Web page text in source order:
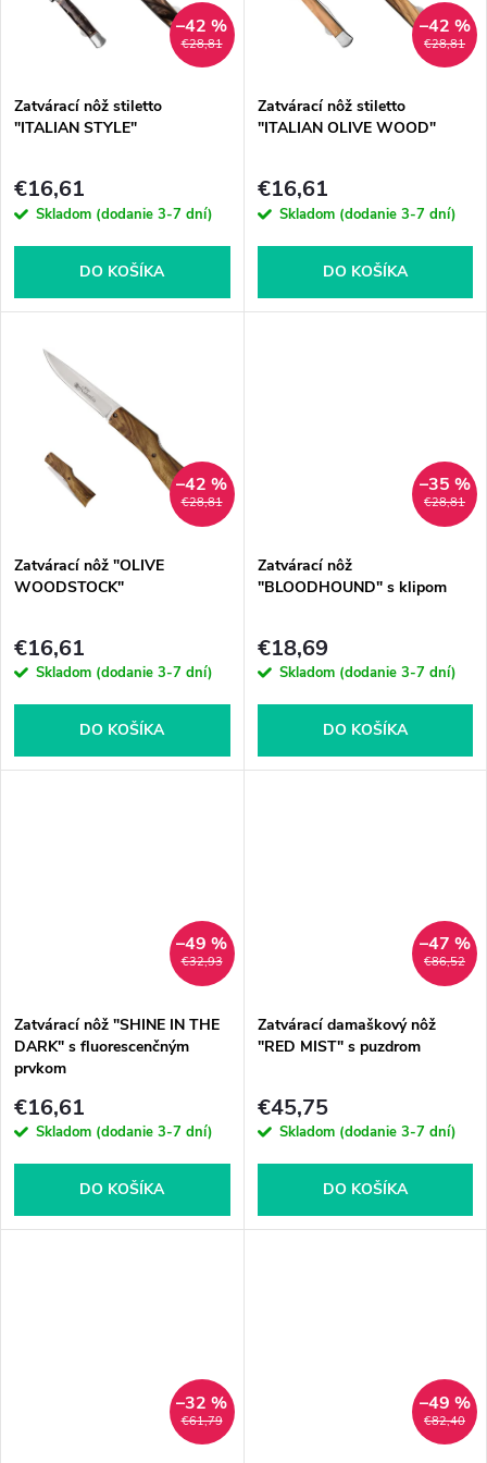
e
p
r
o
o
s
p
r
o
d
v
€28,81
–42 %
Zatvárací nôž stiletto
"ITALIAN STYLE"
€16,61
Skladom (dodanie 3-7 dní)
DO KOŠÍKA
€28,81
–42 %
Zatvárací nôž stiletto
"ITALIAN OLIVE WOOD"
€16,61
Skladom (dodanie 3-7 dní)
DO KOŠÍKA
€28,81
–42 %
Zatvárací nôž "OLIVE
WOODSTOCK"
€16,61
Skladom (dodanie 3-7 dní)
DO KOŠÍKA
€28,81
–35 %
Zatvárací nôž
"BLOODHOUND" s klipom
€18,69
Skladom (dodanie 3-7 dní)
DO KOŠÍKA
€32,93
–49 %
Zatvárací nôž "SHINE IN THE
DARK" s fluorescenčným
prvkom
€16,61
Skladom (dodanie 3-7 dní)
DO KOŠÍKA
€86,52
–47 %
Zatvárací damaškový nôž
"RED MIST" s puzdrom
€45,75
Skladom (dodanie 3-7 dní)
DO KOŠÍKA
€61,79
–32 %
€82,40
–49 %